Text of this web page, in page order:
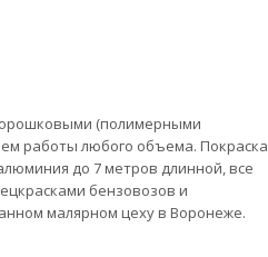
(полимерными
работы любого объема. Покраска
до 7 метров длинной, все
бензовозов и
малярном цеху в Воронеже.